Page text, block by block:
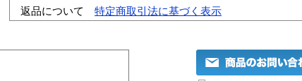
返品について
特定商取引法に基づく表示